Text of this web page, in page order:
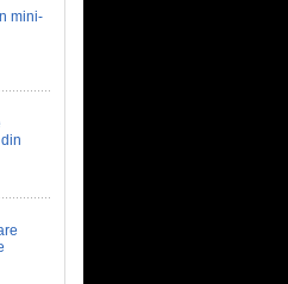
mini-